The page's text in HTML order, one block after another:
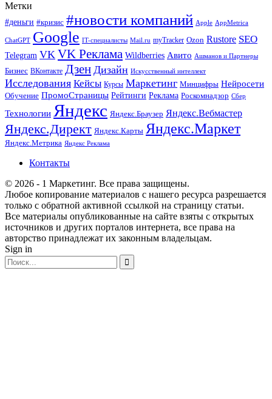
Метки
#деньги #кризис #новости компаний Apple AppMetrica
ChatGPT Google IT-специалисты Mail.ru myTracker Ozon Rustore SEO
Telegram VK VK Реклама Wildberries Авито Ашманов и Партнеры
Бизнес ВКонтакте Дзен Дизайн Искусственный интеллект
Исследования Кейсы Курсы Маркетинг Минцифры Нейросети
Обучение ПромоСтраницы Рейтинги Реклама Роскомнадзор Сбер
Технологии Яндекс Яндекс.Браузер Яндекс.Вебмастер
Яндекс.Директ Яндекс.Карты Яндекс.Маркет
Яндекс.Метрика Яндекс Реклама
Контакты
© 2026 - 1 Маркетинг. Все права защищены.
Любое копирование материалов с нашего ресурса разрешается
только с обратной активной ссылкой на страницу статьи.
Все материалы опубликованные на сайте взяты с открытых
источников и других порталов интернета, все права на
авторство принадлежат их законным владельцам.
Sign in